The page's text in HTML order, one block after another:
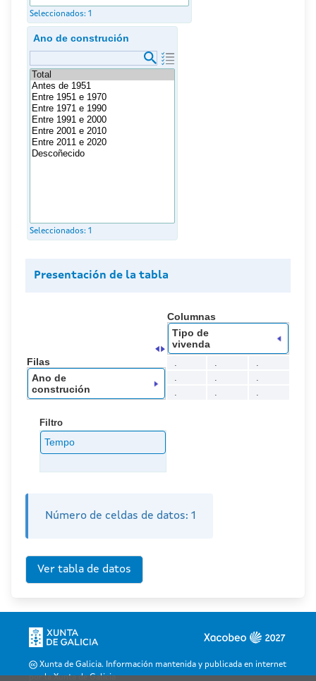
Seleccionados: 1
Ano de construción
Seleccionados: 1
Presentación de la tabla
Columnas
Tipo de
vivenda
Filas
Ano de
construción
Filtro
Tempo
Número de celdas de datos: 1
Xunta de Galicia. Información mantenida y publicada en internet
por la Xunta de Galicia